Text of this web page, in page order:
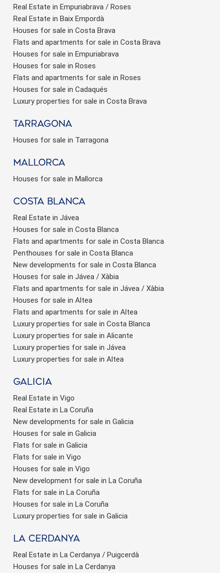
Real Estate in Empuriabrava / Roses
Real Estate in Baix Empordà
Houses for sale in Costa Brava
Flats and apartments for sale in Costa Brava
Houses for sale in Empuriabrava
Houses for sale in Roses
Flats and apartments for sale in Roses
Houses for sale in Cadaqués
Luxury properties for sale in Costa Brava
Tarragona
Houses for sale in Tarragona
Mallorca
Houses for sale in Mallorca
Costa Blanca
Real Estate in Jávea
Houses for sale in Costa Blanca
Flats and apartments for sale in Costa Blanca
Penthouses for sale in Costa Blanca
New developments for sale in Costa Blanca
Houses for sale in Jávea / Xàbia
Flats and apartments for sale in Jávea / Xàbia
Houses for sale in Altea
Flats and apartments for sale in Altea
Luxury properties for sale in Costa Blanca
Luxury properties for sale in Alicante
Luxury properties for sale in Jávea
Luxury properties for sale in Altea
Galicia
Real Estate in Vigo
Real Estate in La Coruña
New developments for sale in Galicia
Houses for sale in Galicia
Flats for sale in Galicia
Flats for sale in Vigo
Houses for sale in Vigo
New development for sale in La Coruña
Flats for sale in La Coruña
Houses for sale in La Coruña
Luxury properties for sale in Galicia
La Cerdanya
Real Estate in La Cerdanya / Puigcerdà
Houses for sale in La Cerdanya